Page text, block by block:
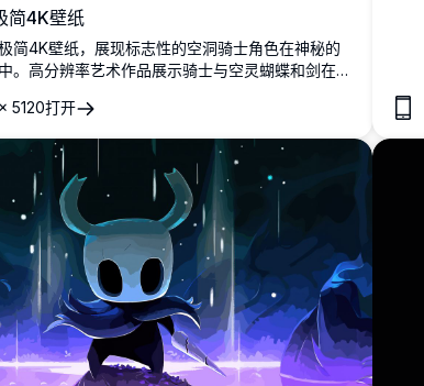
简4K壁纸
简4K壁纸，展现标志性的空洞骑士角色在神秘的
。高分辨率艺术作品展示骑士与空灵蝴蝶和剑在梦
中，完美适配任何屏幕。
×5120打开